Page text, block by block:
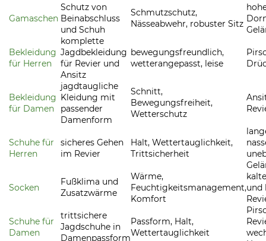
Gamaschen
Schutz von
Beinabschluss
und Schuh
Schmutzschutz,
Nässeabwehr, robuster Sitz
Bekleidung
für Herren
komplette
Jagdbekleidung
für Revier und
Ansitz
bewegungsfreundlich,
wetterangepasst, leise
Bekleidung
für Damen
jagdtaugliche
Kleidung mit
passender
Damenform
Schnitt,
Bewegungsfreiheit,
Wetterschutz
Schuhe für
Herren
sicheres Gehen
im Revier
Halt, Wettertauglichkeit,
Trittsicherheit
Socken
Fußklima und
Zusatzwärme
Wärme,
Feuchtigkeitsmanagement,
Komfort
und
Schuhe für
Damen
trittsichere
Jagdschuhe in
Damenpassform
Passform, Halt,
Wettertauglichkeit